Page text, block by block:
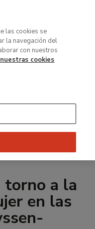
torno a la
en las
las cookies se
la navegación del
con nuestros
cookies